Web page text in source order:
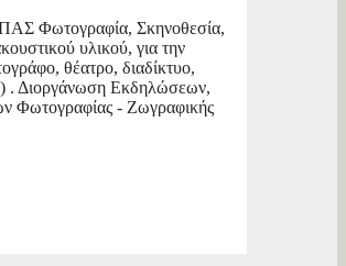
Φωτογραφία, Σκηνοθεσία,
υλικού, για την
θέατρο, διαδίκτυο,
. Διοργάνωση Εκδηλώσεων,
Φωτογραφίας - Ζωγραφικής